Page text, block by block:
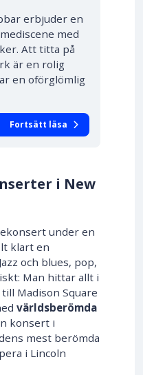
erbjuder en
med
Att titta på
är en rolig
en oförglömlig
Fortsätt läsa
i New
under en
klart en
och blues, pop,
Man hittar allt i
Madison Square
världsberömda
konsert i
mest berömda
i Lincoln